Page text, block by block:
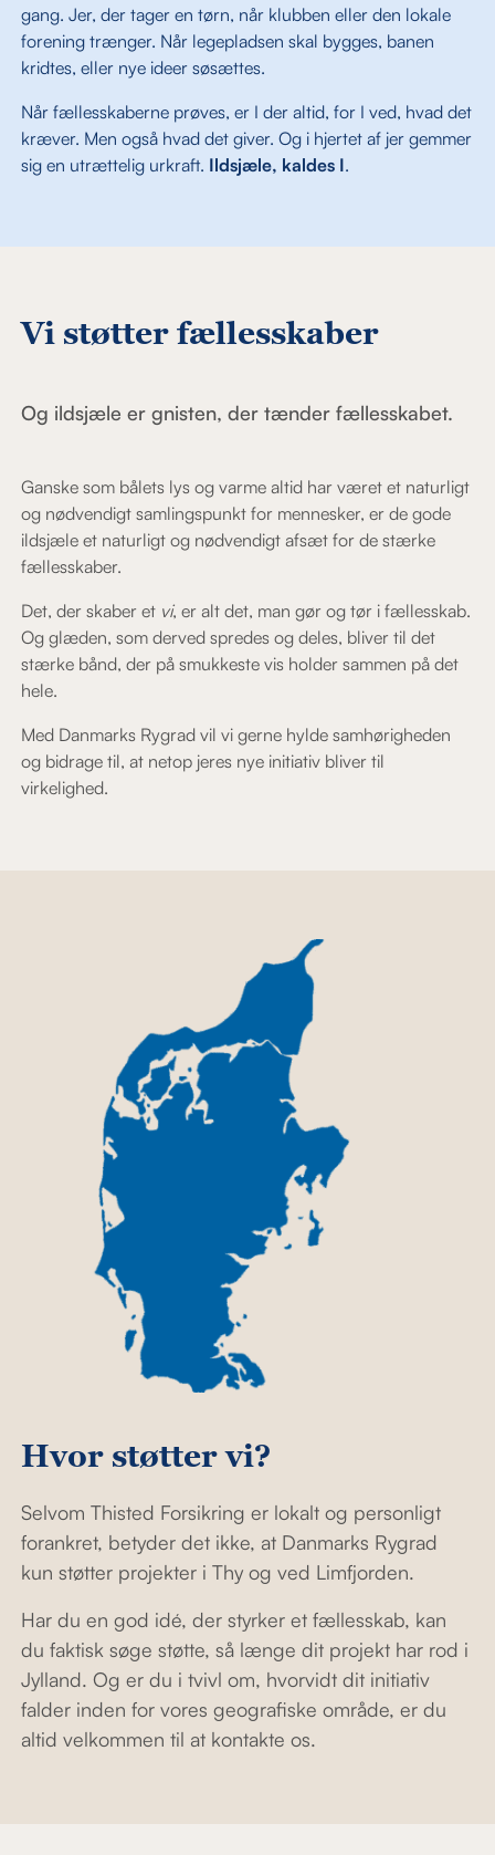
gang. Jer, der tager en tørn, når klubben eller den lokale
forening trænger. Når legepladsen skal bygges, banen
kridtes, eller nye ideer søsættes.
Når fællesskaberne prøves, er I der altid, for I ved, hvad det
kræver. Men også hvad det giver. Og i hjertet af jer gemmer
sig en utrættelig urkraft. Ildsjæle, kaldes I.
Vi støtter fællesskaber
Og ildsjæle er gnisten, der tænder fællesskabet.
Ganske som bålets lys og varme altid har været et naturligt
og nødvendigt samlingspunkt for mennesker, er de gode
ildsjæle et naturligt og nødvendigt afsæt for de stærke
fællesskaber.
Det, der skaber et vi, er alt det, man gør og tør i fællesskab.
Og glæden, som derved spredes og deles, bliver til det
stærke bånd, der på smukkeste vis holder sammen på det
hele.
Med Danmarks Rygrad vil vi gerne hylde samhørigheden
og bidrage til, at netop jeres nye initiativ bliver til
virkelighed.
Hvor støtter vi?
Selvom Thisted Forsikring er lokalt og personligt
forankret, betyder det ikke, at Danmarks Rygrad
kun støtter projekter i Thy og ved Limfjorden.
Har du en god idé, der styrker et fællesskab, kan
du faktisk søge støtte, så længe dit projekt har rod i
Jylland. Og er du i tvivl om, hvorvidt dit initiativ
falder inden for vores geografiske område, er du
altid velkommen til at kontakte os.